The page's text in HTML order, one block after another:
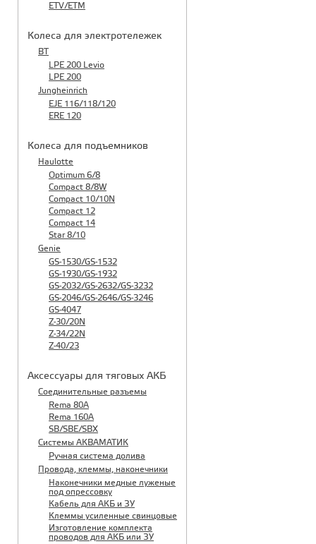
ETV/ETM
Колеса для электротележек
BT
LPE 200 Levio
LPE 200
Jungheinrich
EJE 116/118/120
ERE 120
Колеса для подъемников
Haulotte
Optimum 6/8
Compact 8/8W
Compact 10/10N
Compact 12
Compact 14
Star 8/10
Genie
GS-1530/GS-1532
GS-1930/GS-1932
GS-2032/GS-2632/GS-3232
GS-2046/GS-2646/GS-3246
GS-4047
Z-30/20N
Z-34/22N
Z-40/23
Аксессуары для тяговых АКБ
Соединительные разъемы
Rema 80A
Rema 160A
SB/SBE/SBX
Системы АКВАМАТИК
Ручная система долива
Провода, клеммы, наконечники
Наконечники медные луженые
под опрессовку
Кабель для АКБ и ЗУ
Клеммы усиленные свинцовые
Изготовление комплекта
проводов для АКБ или ЗУ